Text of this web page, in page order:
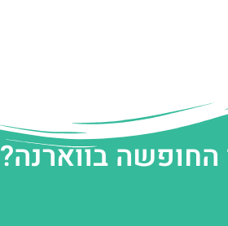
החופשה בווארנה?